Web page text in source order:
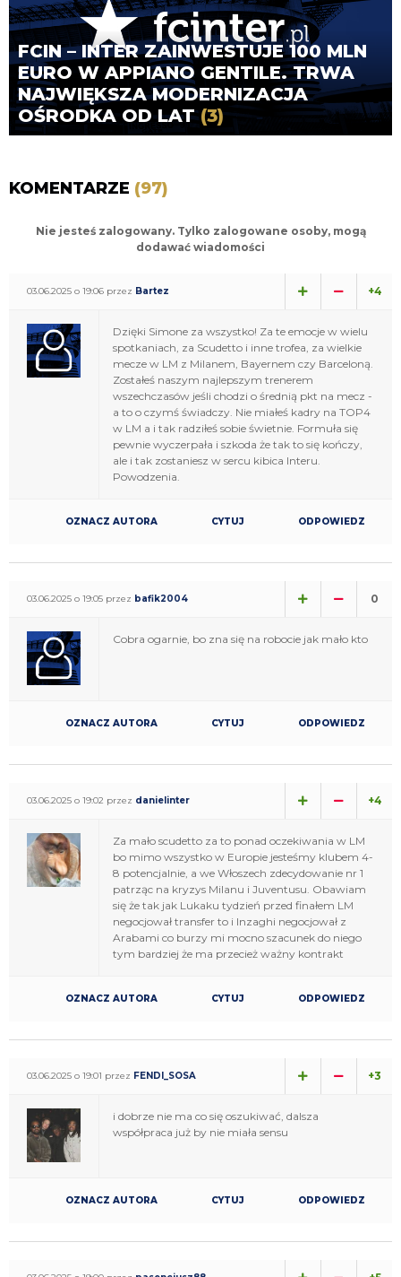
FCIN – INTER ZAINWESTUJE 100 MLN
EURO W APPIANO GENTILE. TRWA
NAJWIĘKSZA MODERNIZACJA
OŚRODKA OD LAT(3)
KOMENTARZE (97)
Nie jesteś zalogowany. Tylko zalogowane osoby, mogą
dodawać wiadomości
03.06.2025 o 19:06 przez Bartez +4
Dzięki Simone za wszystko! Za te emocje w wielu
spotkaniach, za Scudetto i inne trofea, za wielkie
mecze w LM z Milanem, Bayernem czy Barceloną.
Zostałeś naszym najlepszym trenerem
wszechczasów jeśli chodzi o średnią pkt na mecz -
a to o czymś świadczy. Nie miałeś kadry na TOP4
w LM a i tak radziłeś sobie świetnie. Formuła się
pewnie wyczerpała i szkoda że tak to się kończy,
ale i tak zostaniesz w sercu kibica Interu.
Powodzenia.
OZNACZ AUTORA CYTUJ ODPOWIEDZ
03.06.2025 o 19:05 przez bafik2004 0
Cobra ogarnie, bo zna się na robocie jak mało kto
OZNACZ AUTORA CYTUJ ODPOWIEDZ
03.06.2025 o 19:02 przez danielinter +4
Za mało scudetto za to ponad oczekiwania w LM
bo mimo wszystko w Europie jesteśmy klubem 4-
8 potencjalnie, a we Włoszech zdecydowanie nr 1
patrząc na kryzys Milanu i Juventusu. Obawiam
się że tak jak Lukaku tydzień przed finałem LM
negocjował transfer to i Inzaghi negocjował z
Arabami co burzy mi mocno szacunek do niego
tym bardziej że ma przecież ważny kontrakt
OZNACZ AUTORA CYTUJ ODPOWIEDZ
03.06.2025 o 19:01 przez FENDI_SOSA +3
i dobrze nie ma co się oszukiwać, dalsza
współpraca już by nie miała sensu
OZNACZ AUTORA CYTUJ ODPOWIEDZ